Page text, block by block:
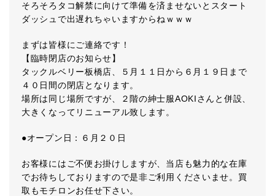
そろそろタコ解禁に向けて準備を済ませないとスタート
ダッシュで出遅れちゃいますからねｗｗｗ
まずは皆様にご連絡です！
【臨時閉店のお知らせ】
タックルベリー板橋店、５月１１日から６月１９日まで
４０日間の閉店となります。
場所は同じ場所ですが、２階の紳士服AOKIさんと併設、
大きくなってリニューアル致します。
●オープン日：６月２０日
お客様にはご不便お掛けしますが、当店も魅力的な在庫
でお待ちしておりますので是非ご利用くださいませ。買
取もモチロンお任せ下さい。